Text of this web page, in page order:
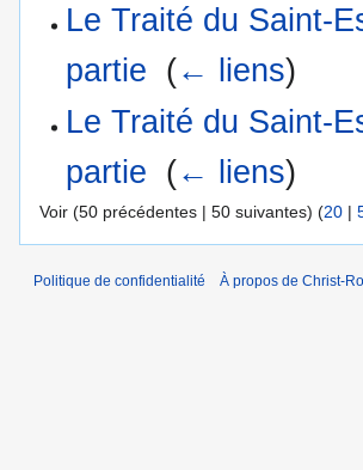
Le Traité du Saint-
partie (← liens)
Le Traité du Saint-
partie (← liens)
Voir (50 précédentes | 50 suivantes) (20 |
Politique de confidentialité À propos de Christ-